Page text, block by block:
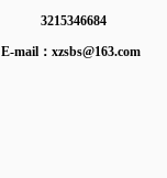
3215346684
E-mail： xzsbs@163.com